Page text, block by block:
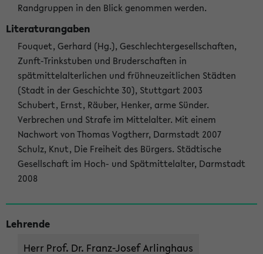
Randgruppen in den Blick genommen werden.
Literaturangaben
Fouquet, Gerhard (Hg.), Geschlechtergesellschaften,
Zunft-Trinkstuben und Bruderschaften in
spätmittelalterlichen und frühneuzeitlichen Städten
(Stadt in der Geschichte 30), Stuttgart 2003
Schubert, Ernst, Räuber, Henker, arme Sünder.
Verbrechen und Strafe im Mittelalter. Mit einem
Nachwort von Thomas Vogtherr, Darmstadt 2007
Schulz, Knut, Die Freiheit des Bürgers. Städtische
Gesellschaft im Hoch- und Spätmittelalter, Darmstadt
2008
Lehrende
Herr Prof. Dr. Franz-Josef Arlinghaus